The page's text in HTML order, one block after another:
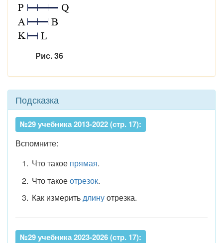
Рис. 36
Подсказка
№29 учебника 2013-2022 (стр. 17):
Вспомните:
Что такое прямая.
Что такоеотрезок.
Как измеритьдлинуотрезка.
№29 учебника 2023-2026 (стр. 17):